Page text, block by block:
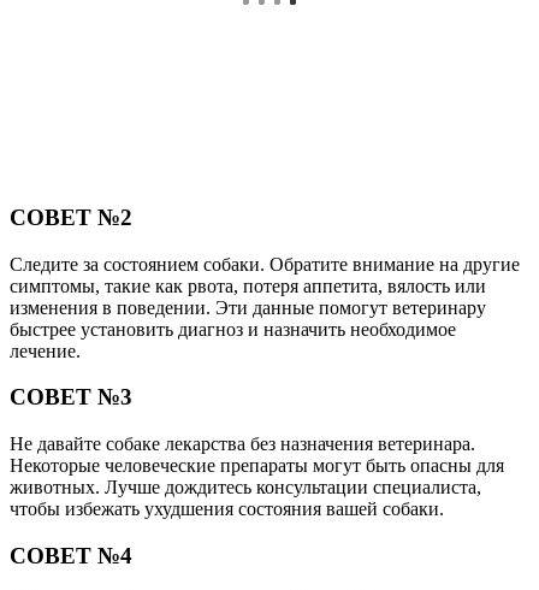
СОВЕТ №2
Следите за состоянием собаки. Обратите внимание на другие
симптомы, такие как рвота, потеря аппетита, вялость или
изменения в поведении. Эти данные помогут ветеринару
быстрее установить диагноз и назначить необходимое
лечение.
СОВЕТ №3
Не давайте собаке лекарства без назначения ветеринара.
Некоторые человеческие препараты могут быть опасны для
животных. Лучше дождитесь консультации специалиста,
чтобы избежать ухудшения состояния вашей собаки.
СОВЕТ №4